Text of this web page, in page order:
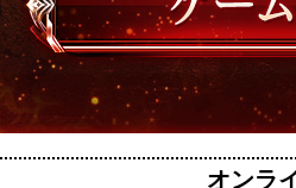
オンラ